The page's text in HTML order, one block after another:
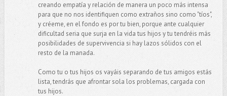
creando empatía y relación de manera un poco más intensa
para que no nos identifiquen como extraños sino como "tíos",
y créeme, en el fondo es por tu bien, porque ante cualquier
dificultad seria que surja en la vida tus hijos y tu tendréis más
posibilidades de supervivencia si hay lazos sólidos con el
resto de la manada.
Como tu o tus hijos os vayáis separando de tus amigos estás
lista, tendrás que afrontar sola los problemas, cargada con
tus hijos.